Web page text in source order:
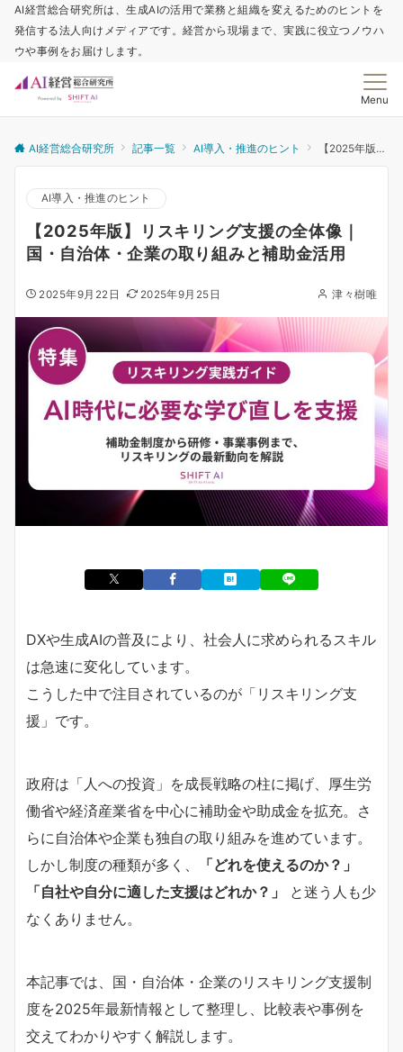
AI経営総合研究所は、生成AIの活用で業務と組織を変えるためのヒントを
発信する法人向けメディアです。経営から現場まで、実践に役立つノウハ
ウや事例をお届けします。
Menu
AI経営総合研究所 記事一覧 AI導入・推進のヒント 【2025年版】リスキリング支援の全体像｜国・自治体・企業の取り組みと補助金活用
AI導入・推進のヒント
【2025年版】リスキリング支援の全体像｜
国・自治体・企業の取り組みと補助金活用
2025年9月22日 2025年9月25日 津々樹唯
DXや生成AIの普及により、社会人に求められるスキル
は急速に変化しています。
こうした中で注目されているのが「リスキリング支
援」です。
政府は「人への投資」を成長戦略の柱に掲げ、厚生労
働省や経済産業省を中心に補助金や助成金を拡充。さ
らに自治体や企業も独自の取り組みを進めています。
しかし制度の種類が多く、
「どれを使えるのか？」
「自社や自分に適した支援はどれか？」
と迷う人も少
なくありません。
本記事では、国・自治体・企業のリスキリング支援制
度を2025年最新情報として整理し、比較表や事例を
交えてわかりやすく解説します。